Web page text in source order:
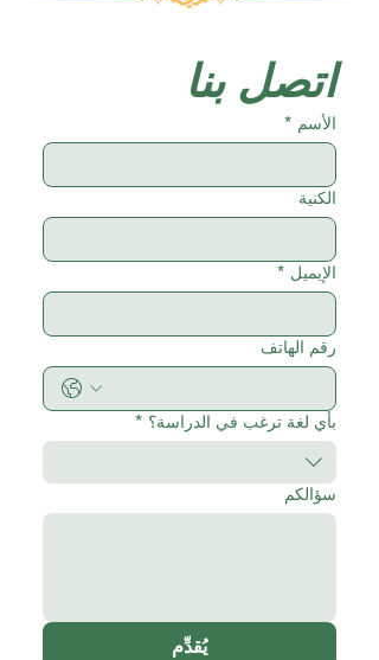
اتصل بنا
الأسم *
الكنية
الإيميل *
رقم الهاتف
بأي لغة ترغب في الدراسة؟ *
سؤالكم
يُقدِّم